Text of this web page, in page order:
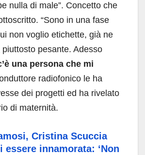
nulla di male”. Concetto che
“Sono in una fase
non voglio etichette, già ne
piuttosto pesante. Adesso
una persona che mi
radiofonico le ha
dei progetti ed ha rivelato
di maternità.
Cristina Scuccia
essere innamorata: ‘Non